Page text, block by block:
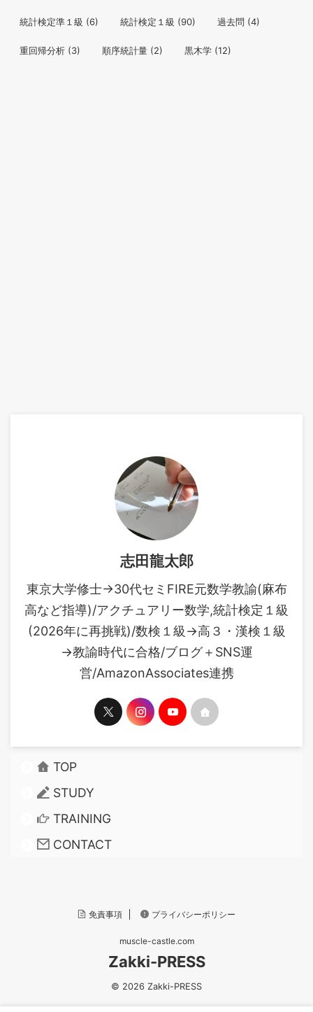
統計検定準１級 (6) 統計検定１級 (90) 過去問 (4)
重回帰分析 (3) 順序統計量 (2) 黒木学 (12)
志田龍太郎
東京大学修士→30代セミFIRE元数学教諭(麻布
高など指導)/アクチュアリー数学,統計検定１級
(2026年に再挑戦)/数検１級→高３・漢検１級
→教諭時代に合格/ブログ＋SNS運
営/AmazonAssociates連携
TOP
STUDY
TRAINING
CONTACT
免責事項 プライバシーポリシー
muscle-castle.com
Zakki-PRESS
© 2026 Zakki-PRESS